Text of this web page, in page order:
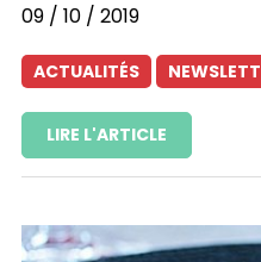
09 / 10 / 2019
ACTUALITÉS
LIRE L'ARTICLE